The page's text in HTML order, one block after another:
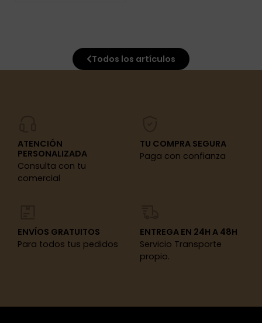
Todos los artículos
ATENCIÓN
PERSONALIZADA
Consulta con tu
comercial
TU COMPRA SEGURA
Paga con confianza
ENVÍOS GRATUITOS
Para todos tus pedidos
ENTREGA EN 24H A 48H
Servicio Transporte
propio.